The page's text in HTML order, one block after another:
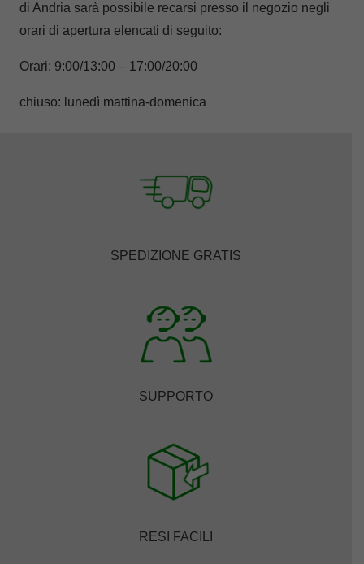
di Andria sarà possibile recarsi presso il negozio negli
orari di apertura elencati di seguito:
Orari: 9:00/13:00 – 17:00/20:00
chiuso: lunedì mattina-domenica
SPEDIZIONE GRATIS
SUPPORTO
RESI FACILI